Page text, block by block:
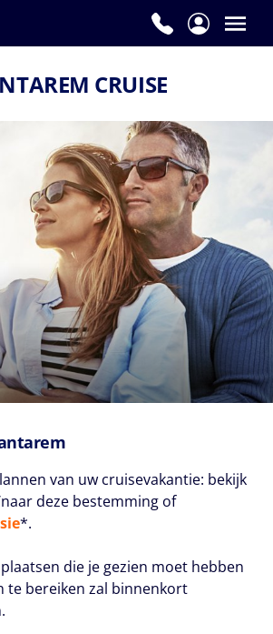
CRUISE
van uw cruisevakantie: bekijk
deze bestemming of
*.
die je gezien moet hebben
te bereiken zal binnenkort